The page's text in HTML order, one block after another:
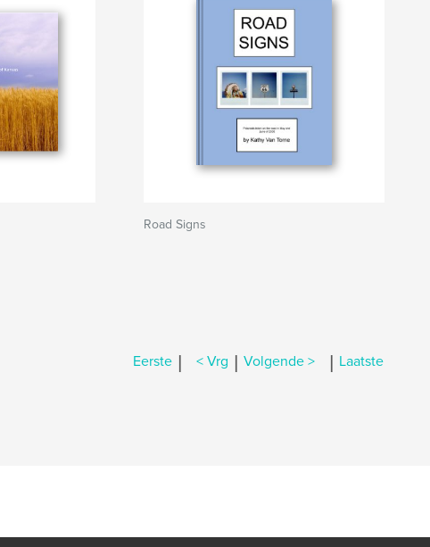
Road Signs
Eerste | < Vrg | Volgende > | Laatste